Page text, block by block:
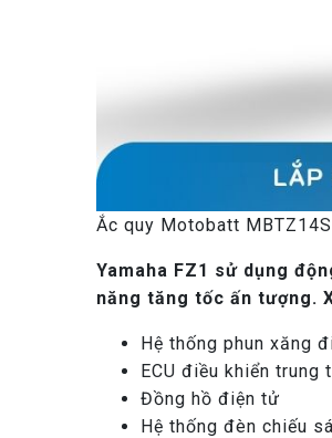
Ắc quy Motobatt
Yamaha FZ1 sử dụng
năng tăng tốc ấn tượng.
Hệ thống phun xăng
ECU điều khiển trung
Đồng hồ điện tử
Hệ thống đèn chiếu